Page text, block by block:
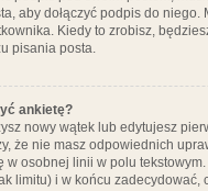
aby dołączyć podpis do
Kiedy to zrobisz,
pisania posta.
ankietę?
nowy wątek lub edytujesz
że nie masz odpowiednich
w osobnej linii w polu
limitu) i w końcu zadecydować,